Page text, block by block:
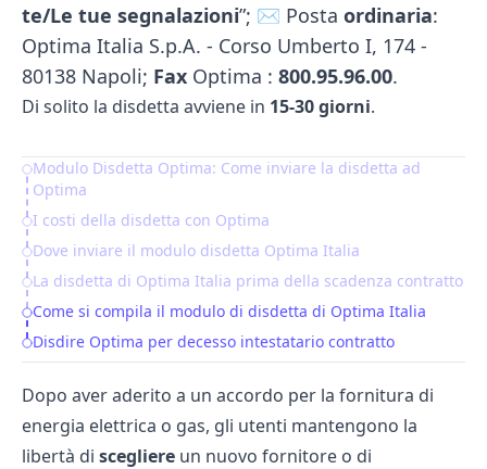
te/Le tue segnalazioni”; ✉️ Posta ordinaria:
Optima Italia S.p.A. - Corso Umberto I, 174 -
80138 Napoli; Fax Optima : 800.95.96.00.
Di solito la disdetta avviene in 15-30 giorni.
Table of Contents
Modulo Disdetta Optima: Come inviare la disdetta ad
Optima
I costi della disdetta con Optima
Dove inviare il modulo disdetta Optima Italia
La disdetta di Optima Italia prima della scadenza contratto
Come si compila il modulo di disdetta di Optima Italia
Disdire Optima per decesso intestatario contratto
Dopo aver aderito a un accordo per la fornitura di
energia elettrica o gas, gli utenti mantengono la
libertà di scegliere un nuovo fornitore o di